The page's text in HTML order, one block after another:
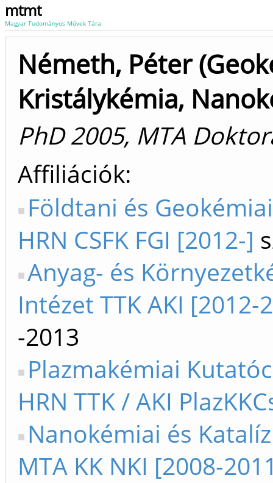
mtmt
Magyar Tudományos Művek Tára
Németh, Péter
Kristálykémia,
PhD 2005, MTA
Affiliációk
Földtani és
HRN CSFK FGI [2012-]
Anyag- és
Intézet TTK AKI [2012-
-2013
Plazmakémiai
HRN TTK / AKI
Nanokémiai és
MTA KK NKI [2008-